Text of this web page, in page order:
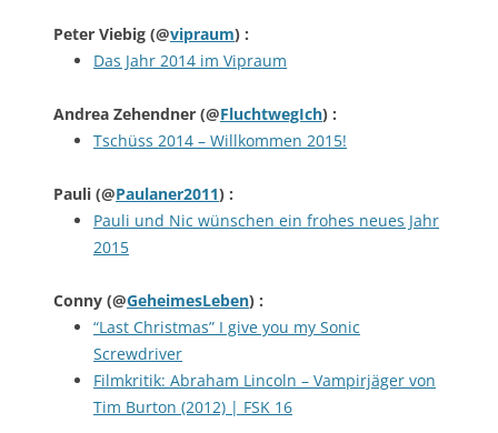
Peter Viebig (@vipraum) :
Das Jahr 2014 im Vipraum
Andrea Zehendner (@FluchtwegIch) :
Tschüss 2014 – Willkommen 2015!
Pauli (@Paulaner2011) :
Pauli und Nic wünschen ein frohes neues Jahr
2015
Conny (@GeheimesLeben) :
“Last Christmas” I give you my Sonic
Screwdriver
Filmkritik: Abraham Lincoln – Vampirjäger von
Tim Burton (2012) | FSK 16